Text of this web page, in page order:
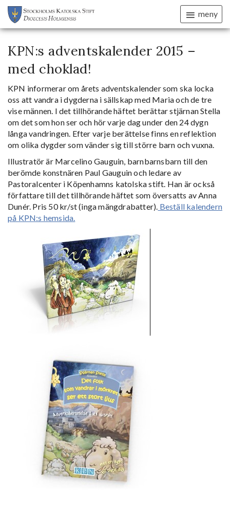
meny
KPN:s adventskalender 2015 –
med choklad!
KPN informerar om årets adventskalender som ska locka
oss att vandra i dygderna i sällskap med Maria och de tre
vise männen. I det tillhörande häftet berättar stjärnan Stella
om det som hon ser och hör varje dag under den 24 dygn
långa vandringen. Efter varje berättelse finns en reflektion
om olika dygder som vänder sig till större barn och vuxna.
Illustratör är Marcelino Gauguin, barnbarnsbarn till den
berömde konstnären Paul Gauguin och ledare av
Pastoralcenter i Köpenhamns katolska stift. Han är också
författare till det tillhörande häftet som översatts av Anna
Dunér. Pris 50 kr/st (inga mängdrabatter). Beställ kalendern
på KPN:s hemsida.